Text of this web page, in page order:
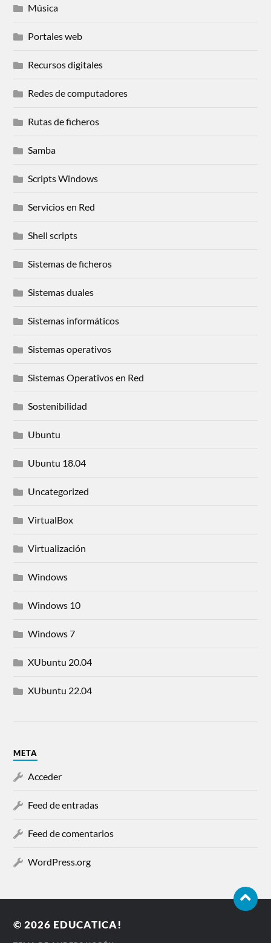
Música
Portales web
Recursos digitales
Redes de computadores
Rutas de ficheros
Samba
Scripts Windows
Servicios en Red
Shell scripts
Sistemas de ficheros
Sistemas duales
Sistemas informáticos
Sistemas operativos
Sistemas Operativos en Red
Sostenibilidad
Ubuntu
Ubuntu 18.04
Uncategorized
VirtualBox
Virtualización
Windows
Windows 10
Windows 7
XUbuntu 20.04
XUbuntu 22.04
META
Acceder
Feed de entradas
Feed de comentarios
WordPress.org
© 2026 EDUCATICA!